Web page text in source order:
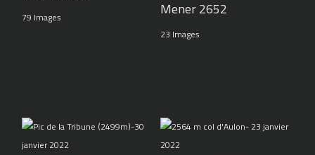
79 Images
Mener 2652
23 Images